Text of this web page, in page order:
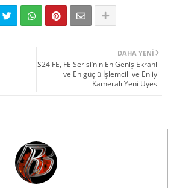
DAHA YENI
S24 FE, FE Serisi’nin En Geniş Ekranlı
ve En güçlü İşlemcili ve En iyi
Kameralı Yeni Üyesi